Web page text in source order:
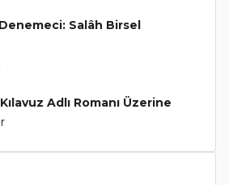
Salâh Birsel
Adlı Romanı Üzerine